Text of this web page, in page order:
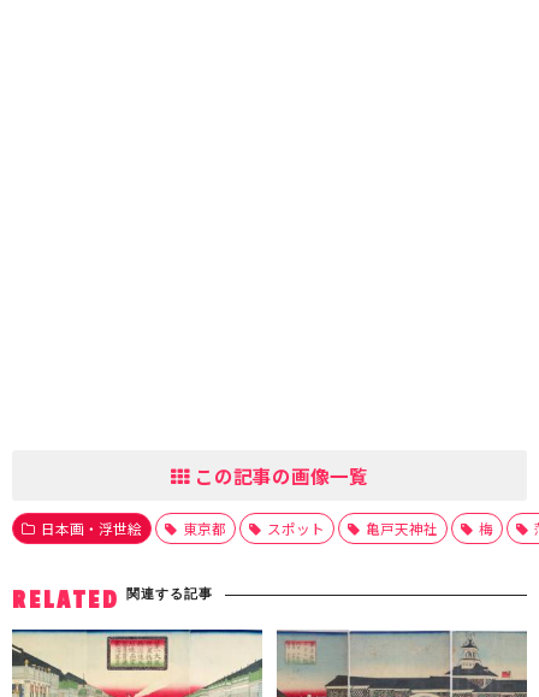
この記事の画像一覧
日本画・浮世絵 東京都 スポット 亀戸天神社 梅
RELATED 関連する記事